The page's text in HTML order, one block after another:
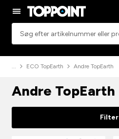
ECO TopEarth Andre TopEarth
Andre TopEarth
Filter